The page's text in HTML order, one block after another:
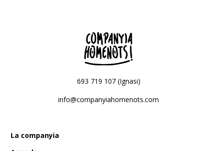
693 719 107 (Ignasi)
info@companyiahomenots.com
La companyia